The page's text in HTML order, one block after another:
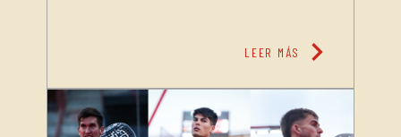
LEER MÁS chevron_right